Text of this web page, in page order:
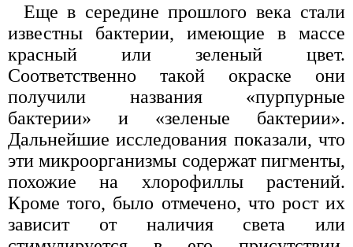
Еще в середине прошлого века стали
известны бактерии, имеющие в массе
красный или зеленый цвет.
Соответственно такой окраске они
получили названия «пурпурные
бактерии» и «зеленые бактерии».
Дальнейшие исследования показали, что
эти микроорганизмы содержат пигменты,
похожие на хлорофиллы растений.
Кроме того, было отмечено, что рост их
зависит от наличия света или